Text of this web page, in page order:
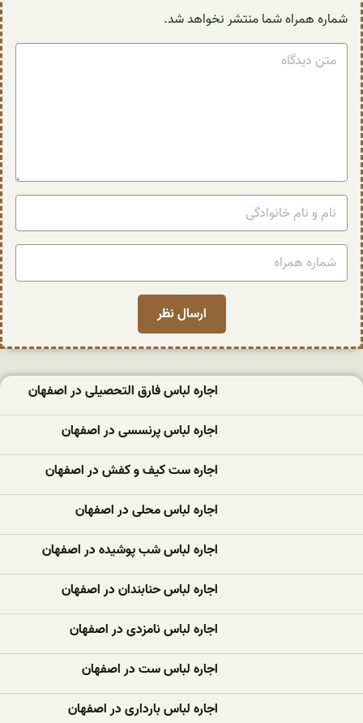
شماره همراه شما منتشر نخواهد شد.
اجاره لباس فارق التحصیلی در اصفهان
اجاره لباس پرنسسی در اصفهان
اجاره ست کیف و کفش در اصفهان
اجاره لباس محلی در اصفهان
اجاره لباس شب پوشیده در اصفهان
اجاره لباس حنابندان در اصفهان
اجاره لباس نامزدی در اصفهان
اجاره لباس ست در اصفهان
اجاره لباس بارداری در اصفهان